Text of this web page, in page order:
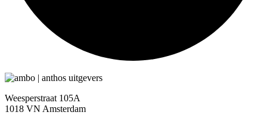
Weesperstraat 105A
1018 VN Amsterdam